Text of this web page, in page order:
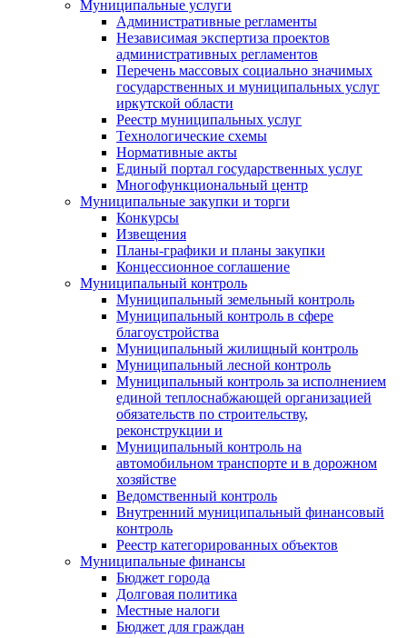
Муниципальные услуги
Административные регламенты
Независимая экспертиза проектов
административных регламентов
Перечень массовых социально значимых
государственных и муниципальных услуг
иркутской области
Реестр муниципальных услуг
Технологические схемы
Нормативные акты
Единый портал государственных услуг
Многофункциональный центр
Муниципальные закупки и торги
Конкурсы
Извещения
Планы-графики и планы закупки
Концессионное соглашение
Муниципальный контроль
Муниципальный земельный контроль
Муниципальный контроль в сфере
благоустройства
Муниципальный жилищный контроль
Муниципальный лесной контроль
Муниципальный контроль за исполнением
единой теплоснабжающей организацией
обязательств по строительству,
реконструкции и
Муниципальный контроль на
автомобильном транспорте и в дорожном
хозяйстве
Ведомственный контроль
Внутренний муниципальный финансовый
контроль
Реестр категорированных объектов
Муниципальные финансы
Бюджет города
Долговая политика
Местные налоги
Бюджет для граждан